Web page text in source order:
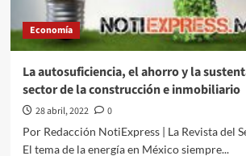
Economía
La autosuficiencia, el ahorro y la
sector de la construcción e inmobiliario
28 abril, 2022
0
Por Redacción NotiExpress | La Revista del
El tema de la energía en México siempre...